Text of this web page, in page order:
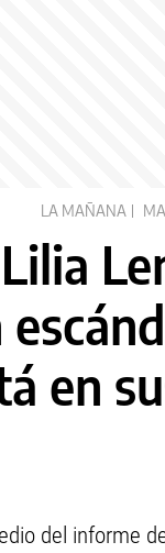
LA MAÑANA
en
del informe